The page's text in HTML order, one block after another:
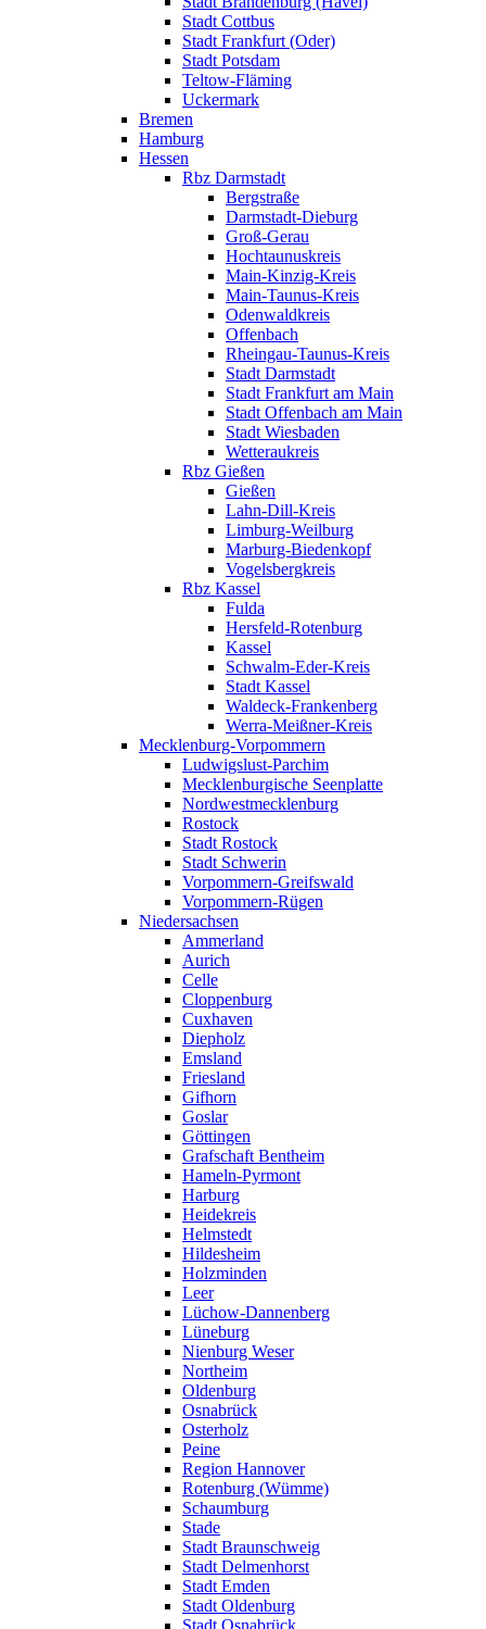
Stadt Cottbus
Stadt Frankfurt (Oder)
Stadt Potsdam
Teltow-Fläming
Uckermark
Bremen
Hamburg
Hessen
Rbz Darmstadt
Bergstraße
Darmstadt-Dieburg
Groß-Gerau
Hochtaunuskreis
Main-Kinzig-Kreis
Main-Taunus-Kreis
Odenwaldkreis
Offenbach
Rheingau-Taunus-Kreis
Stadt Darmstadt
Stadt Frankfurt am Main
Stadt Offenbach am Main
Stadt Wiesbaden
Wetteraukreis
Rbz Gießen
Gießen
Lahn-Dill-Kreis
Limburg-Weilburg
Marburg-Biedenkopf
Vogelsbergkreis
Rbz Kassel
Fulda
Hersfeld-Rotenburg
Kassel
Schwalm-Eder-Kreis
Stadt Kassel
Waldeck-Frankenberg
Werra-Meißner-Kreis
Mecklenburg-Vorpommern
Ludwigslust-Parchim
Mecklenburgische Seenplatte
Nordwestmecklenburg
Rostock
Stadt Rostock
Stadt Schwerin
Vorpommern-Greifswald
Vorpommern-Rügen
Niedersachsen
Ammerland
Aurich
Celle
Cloppenburg
Cuxhaven
Diepholz
Emsland
Friesland
Gifhorn
Goslar
Göttingen
Grafschaft Bentheim
Hameln-Pyrmont
Harburg
Heidekreis
Helmstedt
Hildesheim
Holzminden
Leer
Lüchow-Dannenberg
Lüneburg
Nienburg Weser
Northeim
Oldenburg
Osnabrück
Osterholz
Peine
Region Hannover
Rotenburg (Wümme)
Schaumburg
Stade
Stadt Braunschweig
Stadt Delmenhorst
Stadt Emden
Stadt Oldenburg
Stadt Osnabrück